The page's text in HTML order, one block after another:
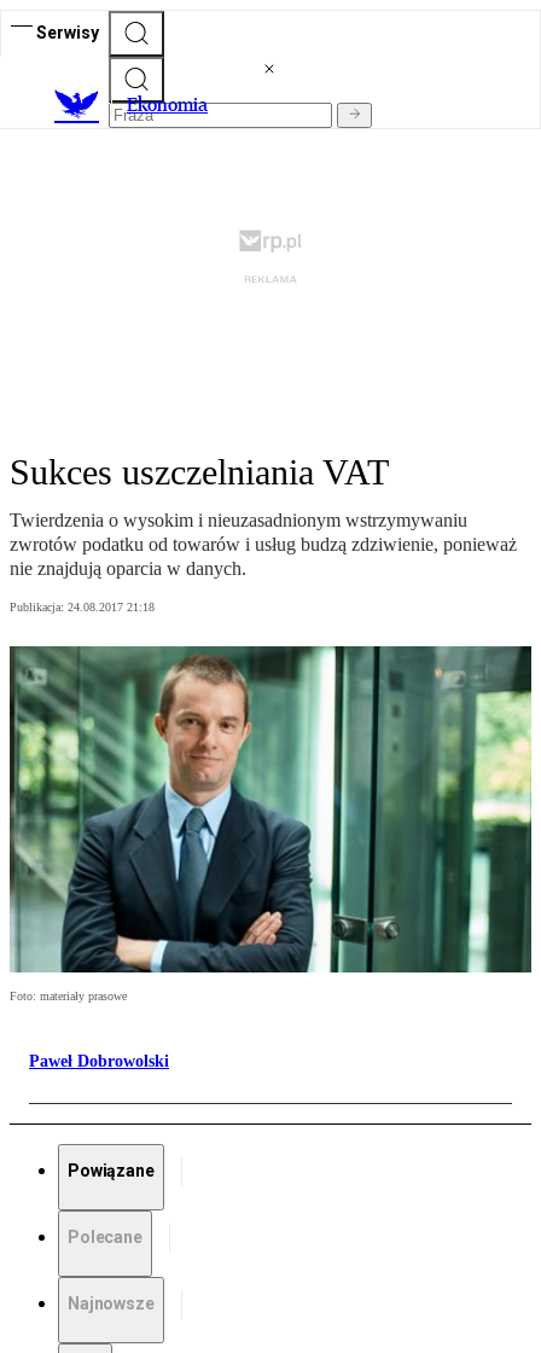
Serwisy
Ekonomia
Sukces uszczelniania VAT
Twierdzenia o wysokim i nieuzasadnionym wstrzymywaniu
zwrotów podatku od towarów i usług budzą zdziwienie, ponieważ
nie znajdują oparcia w danych.
Publikacja: 24.08.2017 21:18
Foto: materiały prasowe
Paweł Dobrowolski
Powiązane
Polecane
Najnowsze